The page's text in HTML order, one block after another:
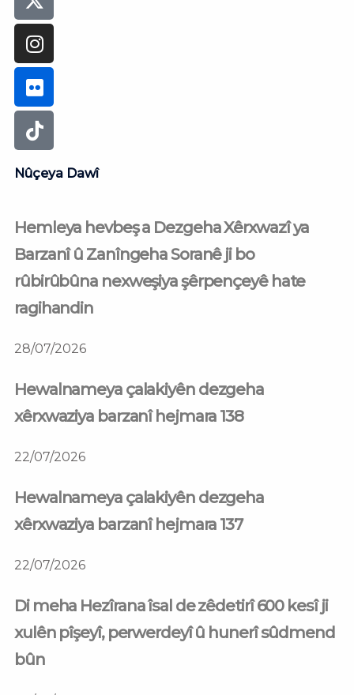
Nûçeya Dawî
Hemleya hevbeş a Dezgeha Xêrxwazî ya
Barzanî û Zanîngeha Soranê ji bo
rûbirûbûna nexweşiya şêrpençeyê hate
ragihandin
28/07/2026
Hewalnameya çalakiyên dezgeha
xêrxwaziya barzanî hejmara 138
22/07/2026
Hewalnameya çalakiyên dezgeha
xêrxwaziya barzanî hejmara 137
22/07/2026
Di meha Hezîrana îsal de zêdetirî 600 kesî ji
xulên pîşeyî, perwerdeyî û hunerî sûdmend
bûn